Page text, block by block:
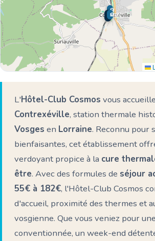
🌊 Ici
🏨
🏨
L'Hôtel-Club Cosmos vous
Contrexéville, station thermale
Vosges en Lorraine. Reconnu pour
bienfaisantes, cet établissement
verdoyant propice à la cure
être. Avec des formules de séjour
55€ à 182€, l'Hôtel-Club Cosmos
d'accueil, proximité des thermes et
vosgienne. Que vous veniez pour
conventionnée, un week-end